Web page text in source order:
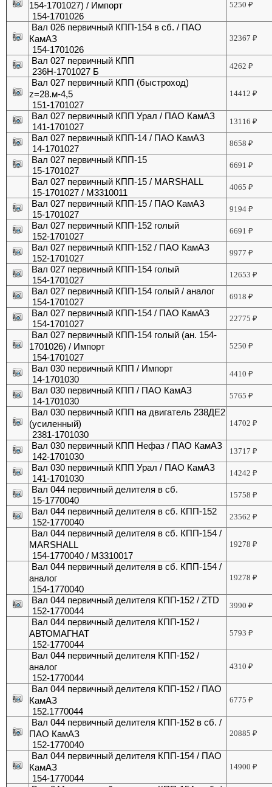
154-1701027) / Импорт
154-1701026
5250₽
Вал 026 первичный КПП-154 в сб. / ПАО
КамАЗ
154-1701026
32367₽
Вал 027 первичный КПП
236Н-1701027 Б
4262₽
Вал 027 первичный КПП (быстроход)
z=28.м-4,5
151-1701027
14412₽
Вал 027 первичный КПП Урал / ПАО КамАЗ
141-1701027
13116₽
Вал 027 первичный КПП-14 / ПАО КамАЗ
14-1701027
8658₽
Вал 027 первичный КПП-15
15-1701027
6691₽
Вал 027 первичный КПП-15 / MARSHALL
15-1701027 / M3310011
4065₽
Вал 027 первичный КПП-15 / ПАО КамАЗ
15-1701027
9194₽
Вал 027 первичный КПП-152 голый
152-1701027
6691₽
Вал 027 первичный КПП-152 / ПАО КамАЗ
152-1701027
9977₽
Вал 027 первичный КПП-154 голый
154-1701027
12653₽
Вал 027 первичный КПП-154 голый / аналог
154-1701027
6918₽
Вал 027 первичный КПП-154 / ПАО КамАЗ
154-1701027
22775₽
Вал 027 первичный КПП-154 голый (ан. 154-
1701026) / Импорт
154-1701027
5250₽
Вал 030 первичный КПП / Импорт
14-1701030
4410₽
Вал 030 первичный КПП / ПАО КамАЗ
14-1701030
5765₽
Вал 030 первичный КПП на двигатель 238ДЕ2
(усиленный)
2381-1701030
14702₽
Вал 030 первичный КПП Нефаз / ПАО КамАЗ
142-1701030
13717₽
Вал 030 первичный КПП Урал / ПАО КамАЗ
141-1701030
14242₽
Вал 044 первичный делителя в сб.
15-1770040
15758₽
Вал 044 первичный делителя в сб. КПП-152
152-1770040
23562₽
Вал 044 первичный делителя в сб. КПП-154 /
MARSHALL
154-1770040 / M3310017
19278₽
Вал 044 первичный делителя в сб. КПП-154 /
аналог
154-1770040
19278₽
Вал 044 первичный делителя КПП-152 / ZTD
152-1770044
3990₽
Вал 044 первичный делителя КПП-152 /
АВТОМАГНАТ
152-1770044
5793₽
Вал 044 первичный делителя КПП-152 /
аналог
152-1770044
4310₽
Вал 044 первичный делителя КПП-152 / ПАО
КамАЗ
152.1770044
6775₽
Вал 044 первичный делителя КПП-152 в сб. /
ПАО КамАЗ
152-1770040
20885₽
Вал 044 первичный делителя КПП-154 / ПАО
КамАЗ
154-1770044
14900₽